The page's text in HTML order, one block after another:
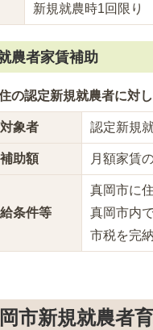
新規就農時1回限り
農者家賃補助
の認定新規就農者に対
対象者 認定新規
補助額 月額家賃
条件等
真岡市に
真岡市内
市税を完
市新規就農者